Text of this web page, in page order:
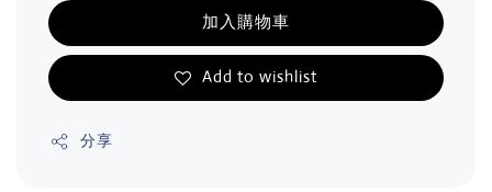
加入購物車
Add to wishlist
分享